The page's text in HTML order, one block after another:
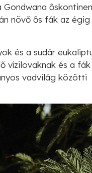
növő ős fák az
és a sudár
vízilovaknak és a
vadvilág közötti